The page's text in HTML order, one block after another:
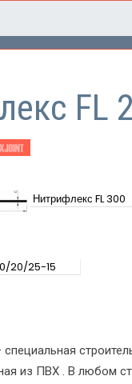
FL
Нитрифлекс FL 300
20/25-15
из ПВХ . В любом